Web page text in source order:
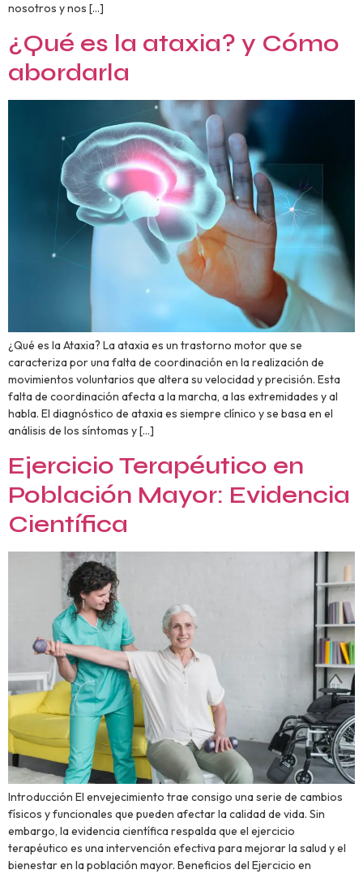
nosotros y nos […]
¿Qué es la ataxia? y Cómo
abordarla
¿Qué es la Ataxia? La ataxia es un trastorno motor que se
caracteriza por una falta de coordinación en la realización de
movimientos voluntarios que altera su velocidad y precisión. Esta
falta de coordinación afecta a la marcha, a las extremidades y al
habla. El diagnóstico de ataxia es siempre clínico y se basa en el
análisis de los síntomas y […]
Ejercicio Terapéutico en
Población Mayor: Evidencia
Científica
Introducción El envejecimiento trae consigo una serie de cambios
físicos y funcionales que pueden afectar la calidad de vida. Sin
embargo, la evidencia científica respalda que el ejercicio
terapéutico es una intervención efectiva para mejorar la salud y el
bienestar en la población mayor. Beneficios del Ejercicio en